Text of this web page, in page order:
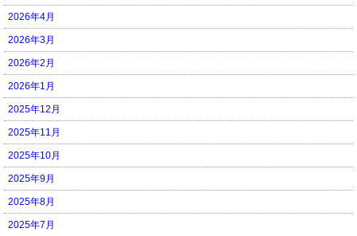
2026年4月
2026年3月
2026年2月
2026年1月
2025年12月
2025年11月
2025年10月
2025年9月
2025年8月
2025年7月